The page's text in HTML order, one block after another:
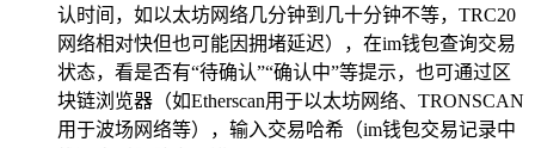
认时间，如以太坊网络几分钟到几十分钟不等，TRC20
网络相对快但也可能因拥堵延迟），在im钱包查询交易
状态，看是否有“待确认”“确认中”等提示，也可通过区
块链浏览器（如Etherscan用于以太坊网络、TRONSCAN
用于波场网络等），输入交易哈希（im钱包交易记录中